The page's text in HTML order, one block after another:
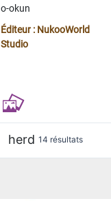
o-okun
Éditeur : NukooWorld
Studio
herd 14 résultats